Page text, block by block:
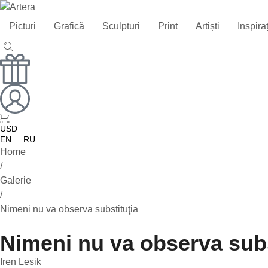
Picturi Grafică Sculpturi Print Artiști
USD
EN
RU
Home
/
Galerie
/
Nimeni nu va observa substituţia
Nimeni nu va observa
Iren Lesik